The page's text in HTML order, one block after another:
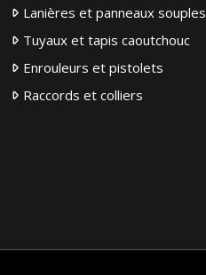
Lanières et panneaux souples
Tuyaux et tapis caoutchouc
Enrouleurs et pistolets
Raccords et colliers